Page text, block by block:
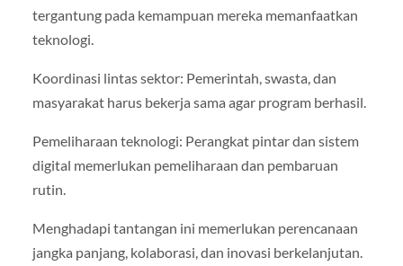
tergantung pada kemampuan mereka memanfaatkan
teknologi.
Koordinasi lintas sektor: Pemerintah, swasta, dan
masyarakat harus bekerja sama agar program berhasil.
Pemeliharaan teknologi: Perangkat pintar dan sistem
digital memerlukan pemeliharaan dan pembaruan
rutin.
Menghadapi tantangan ini memerlukan perencanaan
jangka panjang, kolaborasi, dan inovasi berkelanjutan.